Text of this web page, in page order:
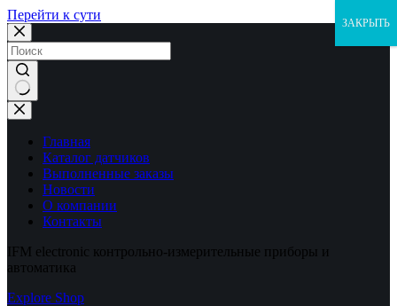
Перейти к сути
Ничего
не
найденоГлавная
Каталог датчиков
Выполненные заказы
Новости
О компании
Контакты
IFM electronic контрольно-измерительные приборы и
автоматика
Explore Shop
ЗАКРЫТЬ